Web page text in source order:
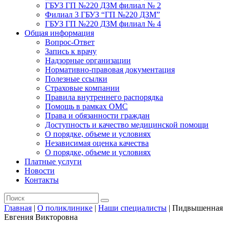
ГБУЗ ГП №220 ДЗМ филиал № 2
Филиал 3 ГБУЗ “ГП №220 ДЗМ”
ГБУЗ ГП №220 ДЗМ филиал № 4
Общая информация
Вопрос-Ответ
Запись к врачу
Надзорные организации
Нормативно-правовая документация
Полезные ссылки
Страховые компании
Правила внутреннего распорядка
Помощь в рамках ОМС
Права и обязанности граждан
Доступность и качество медицинской помощи
О порядке, объеме и условиях
Независимая оценка качества
О порядке, объеме и условиях
Платные услуги
Новости
Контакты
Главная | О поликлинике | Наши специалисты | Пидвышенная
Евгения Викторовна